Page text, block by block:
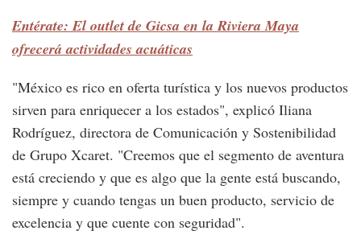
Entérate: El outlet de Gicsa en la Riviera Maya
ofrecerá actividades acuáticas
"México es rico en oferta turística y los nuevos productos
sirven para enriquecer a los estados", explicó Iliana
Rodríguez, directora de Comunicación y Sostenibilidad
de Grupo Xcaret. "Creemos que el segmento de aventura
está creciendo y que es algo que la gente está buscando,
siempre y cuando tengas un buen producto, servicio de
excelencia y que cuente con seguridad".